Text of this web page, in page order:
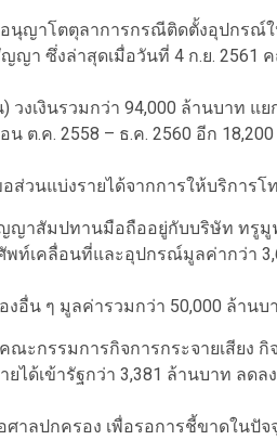
นุญาโตตุลาการกรณีติดตั้งอุปกรณ์ใ
ญา ซึ่งล่าสุดเมื่อวันที่ 4 ก.ย.
เงินรวมกว่า 94,000 ล้านบาท แย
น ต.ค. 2558 – ธ.ค. 2560 อีก
วนแบ่งรายได้จากการให้บริการโ
าสัมปทานมือถืออยู่กับบริษัท ทรูมู
ท์เคลื่อนที่และอุปกรณ์มูลค่ากว่า
อื่น ๆ มูลค่ารวมกว่า 50,000 ล้านบ
ะกรรมการกิจการกระจายเสียง
ได้เข้ารัฐกว่า 3,381 ล้านบาท ลด
าลปกครอง เพื่อรอการชี้ขาดในปัจ